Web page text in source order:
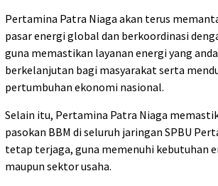
Pertamina Patra Niaga akan terus
pasar energi global dan berkoordinasi
guna memastikan layanan energi yang
berkelanjutan bagi masyarakat serta
pertumbuhan ekonomi nasional.
Selain itu, Pertamina Patra Niaga
pasokan BBM di seluruh jaringan SPBU
tetap terjaga, guna memenuhi kebutuhan
maupun sektor usaha.